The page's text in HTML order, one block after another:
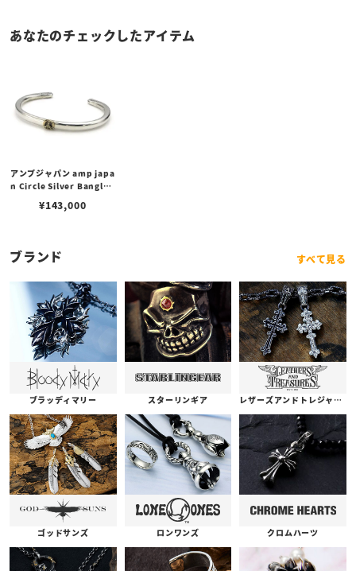
あなたのチェックしたアイテム
アンプジャパン amp japa
n Circle Silver Bangle -
シルバー バングル / K10ピ
¥143,000
ブランド すべて見る
ブラッディマリー スターリンギア レザーズアンドトレジャーズ
ゴッドサンズ ロンワンズ クロムハーツ